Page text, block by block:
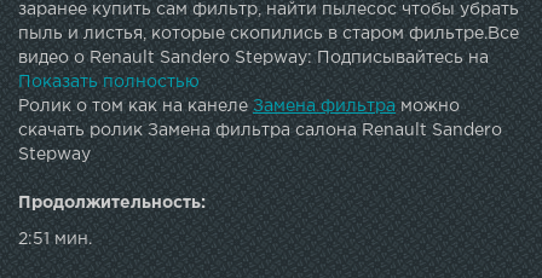
заранее купить сам фильтр, найти пылесос чтобы убрать
пыль и листья, которые скопились в старом фильтре.Все
видео о Renault Sandero Stepway: Подписывайтесь на
мой канал и ставьте лайки: Ссылка на это видео: G+:
Twitter: Bogger: салона фильтра фильтр
Показать полностью
Ролик о том как на канеле Замена фильтра можно
скачать ролик Замена фильтра салона Renault Sandero
Stepway
Продолжительность:
2:51 мин.